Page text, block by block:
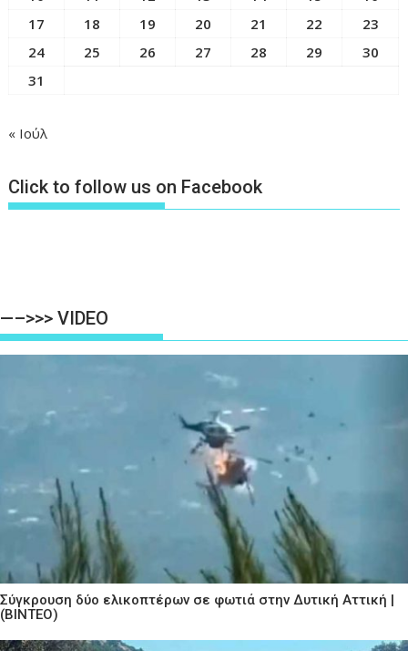
17
18 19 20 21 22
23
24
25 26 27 28 29
30
31
« Ιούλ
Click to follow us on Facebook
—–>>> VIDEO
Σύγκρουση δύο ελικοπτέρων σε φωτιά στην Δυτική Αττική |
(ΒΙΝΤΕΟ)